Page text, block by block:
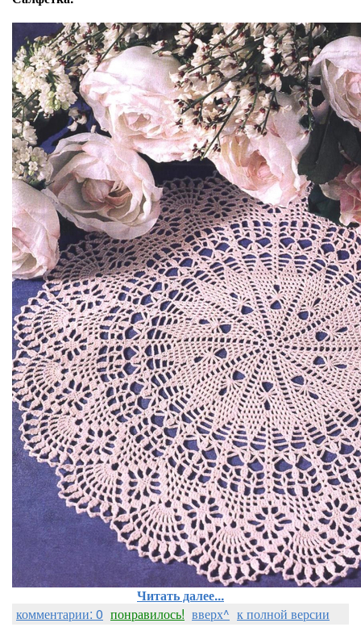
Читать далее...
комментарии: 0 понравилось! вверх^ к полной версии